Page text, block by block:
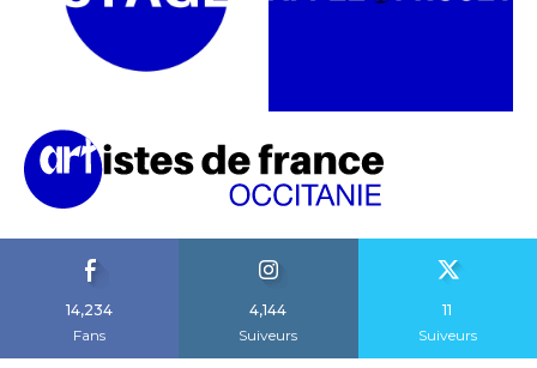
14,234
Fans
4,144
Suiveurs
11
Suiveurs